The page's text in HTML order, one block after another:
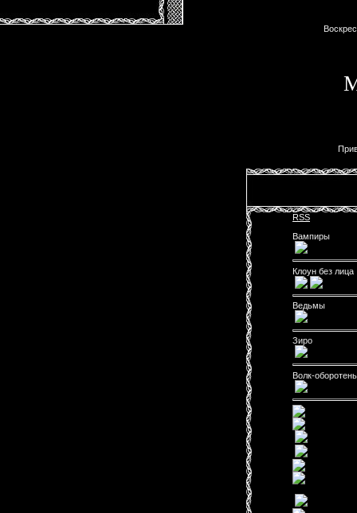
RSS
Вампиры
Клоун без лица
Ведьмы
Зиро
Волк-оборотень